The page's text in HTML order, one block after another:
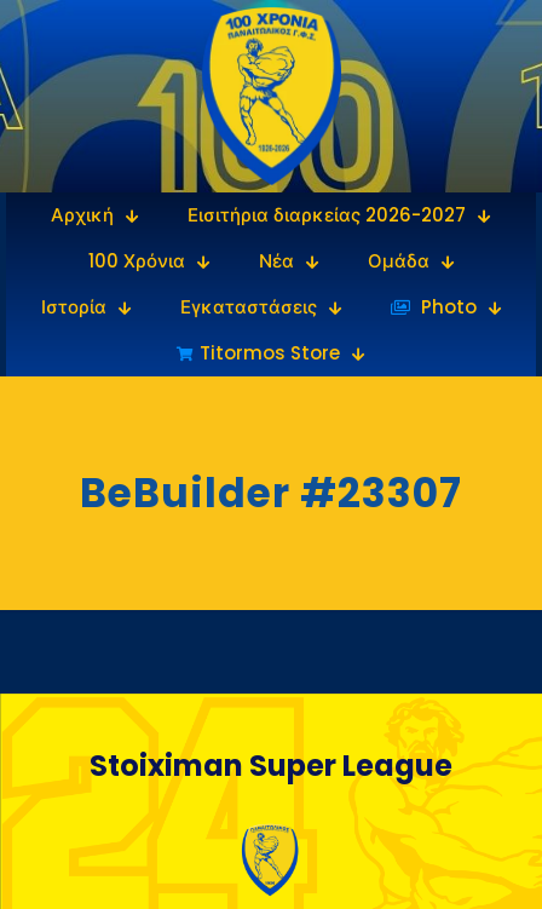
Αρχική
Εισιτήρια διαρκείας 2026-2027
100 Χρόνια
Νέα
Ομάδα
Ιστορία
Εγκαταστάσεις
‎‏‏‎ ‎Photo
Titormos Store
BeBuilder #23307
Stoiximan Super League